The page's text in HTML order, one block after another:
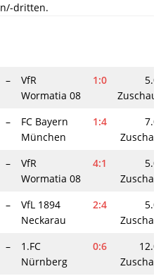
dritten.
–
VfR
Wormatia 08
1:0
–
FC Bayern
München
1:4
–
VfR
Wormatia 08
4:1
–
VfL 1894
Neckarau
2:4
–
1.FC
Nürnberg
0:6